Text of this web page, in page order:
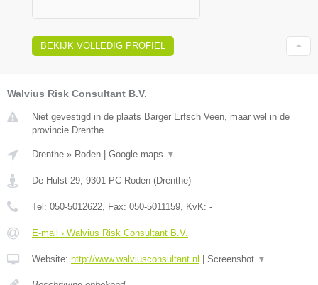
BEKIJK VOLLEDIG PROFIEL
Walvius Risk Consultant B.V.
Niet gevestigd in de plaats Barger Erfsch Veen, maar wel in de
provincie Drenthe.
Drenthe » Roden Google maps ▼
De Hulst 29, 9301 PC Roden (Drenthe)
Tel: 050-5012622, Fax: 050-5011159, KvK: -
E-mail › Walvius Risk Consultant B.V.
Website: http://www.walviusconsultant.nl Screenshot ▼